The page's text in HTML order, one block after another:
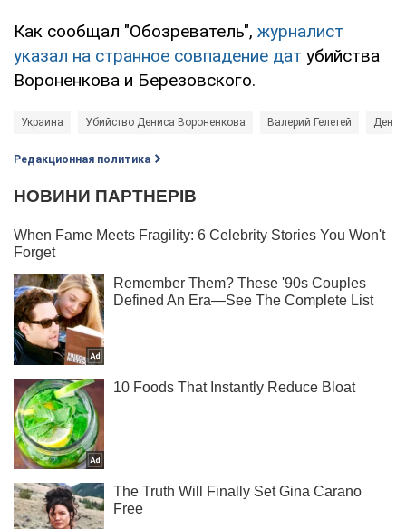
Как сообщал "Обозреватель", журналист
указал на странное совпадение дат убийства
Вороненкова и Березовского.
Украина Убийство Дениса Вороненкова Валерий Гелетей
Редакционная политика